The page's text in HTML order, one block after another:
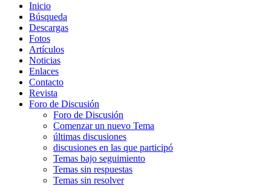
Inicio
Búsqueda
Descargas
Fotos
Artículos
Noticias
Enlaces
Contacto
Revista
Foro de Discusión
Foro de Discusión
Comenzar un nuevo Tema
últimas discusiones
discusiones en las que participó
Temas bajo seguimiento
Temas sin respuestas
Temas sin resolver